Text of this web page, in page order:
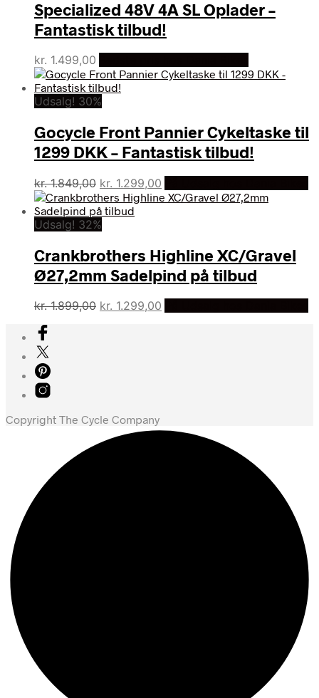
var:
kr. 1.199,00.
er:
kr. 598,00.
Specialized 48V 4A SL Oplader –
Fantastisk tilbud!
kr. 1.499,00
Udsalg! 30%
Gocycle Front Pannier Cykeltaske til
1299 DKK – Fantastisk tilbud!
kr.1.849,00 Den
oprindelige
pris
var:
kr. 1.299,00
aktuelle
Udsalg! 32%
Crankbrothers Highline XC/Gravel
Ø27,2mm Sadelpind på tilbud
kr.1.899,00 Den
kr. 1.299,00
Copyright The Cycle Company